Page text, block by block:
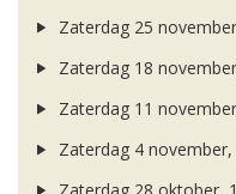
Zaterdag 25
Zaterdag 18
Zaterdag 11
Zaterdag 4 november,